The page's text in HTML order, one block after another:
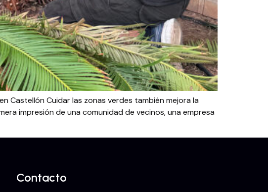
Castellón Cuidar las zonas verdes también mejora la
impresión de una comunidad de vecinos, una empresa
Contacto